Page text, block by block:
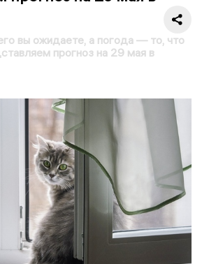
вы ожидаете, а погода — то, что
прогноз на 29 мая в